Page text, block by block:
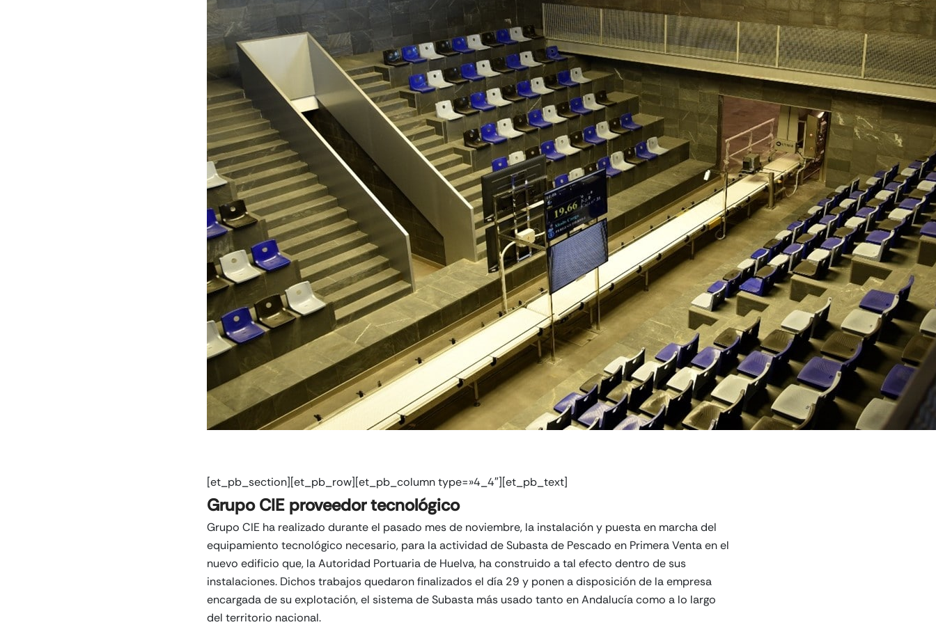
[et_pb_section][et_pb_row][et_pb_column type=»4_4″][et_pb_text]
Grupo CIE proveedor tecnológico
Grupo CIE ha realizado durante el pasado mes de noviembre, la instalación y puesta en marcha del
equipamiento tecnológico necesario, para la actividad de Subasta de Pescado en Primera Venta en el
nuevo edificio que, la Autoridad Portuaria de Huelva, ha construido a tal efecto dentro de sus
instalaciones. Dichos trabajos quedaron finalizados el día 29 y ponen a disposición de la empresa
encargada de su explotación, el sistema de Subasta más usado tanto en Andalucía como a lo largo
del territorio nacional.